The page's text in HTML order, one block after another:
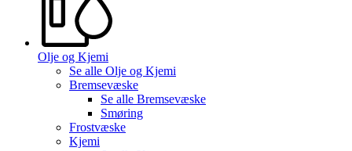
Olje og Kjemi
Se alle Olje og Kjemi
Bremsevæske
Se alle Bremsevæske
Smøring
Frostvæske
Kjemi